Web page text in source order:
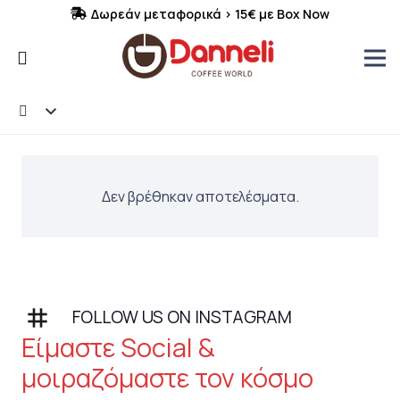
Δωρεάν μεταφορικά > 15€ με Box Now
Δεν βρέθηκαν αποτελέσματα.
FOLLOW US ON INSTAGRAM
Είμαστε Social &
μοιραζόμαστε τον κόσμο